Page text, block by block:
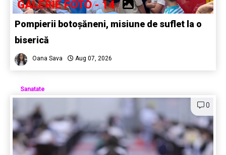
GALERIE FOTO - 14
Pompierii botoșăneni, misiune de suflet la o
biserică
Oana Sava Aug 07, 2026
Sanatate
0